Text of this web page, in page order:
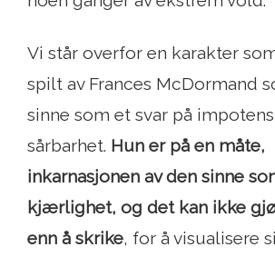
Vi står overfor en karakter
spilt av Frances McDormand
sinne som et svar på
sårbarhet. Hun er på en måte,
inkarnasjonen av den sinne
kjærlighet, og det kan ikke
enn å skrike, for å visualisere